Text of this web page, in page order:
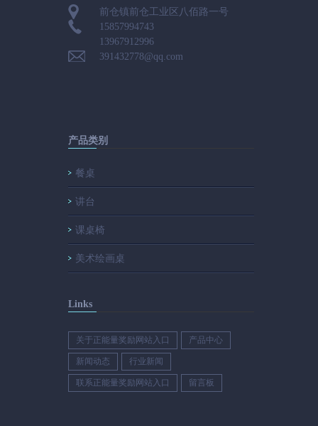
前仓镇前仓工业区八佰路一号
15857994743
13967912996
391432778@qq.com
产品类别
餐桌
讲台
课桌椅
美术绘画桌
Links
关于正能量奖励网站入口 产品中心
新闻动态 行业新闻
联系正能量奖励网站入口 留言板